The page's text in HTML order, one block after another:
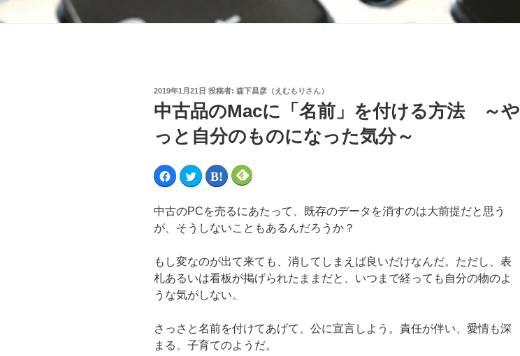
2019年1月21日 投稿者: 森下昌彦（えむもりさん）
中古品のMacに「名前」を付ける方法 ～や
っと自分のものになった気分～
F
a
b
o
有
す
る
に
は
ク
ク
し
て
く
ク
リ
し
て
T
w
t
e
r
で
共
有
し
い
ウ
ィ
ク
リ
し
て
は
て
ッ
ク
マ
ー
ク
で
(
新
し
い
ク
リ
し
て
F
e
l
y
で
購
い
ウ
ィ
ン
中古のPCを売るにあたって、既存のデータを消すのは大前提だと思う
が、そうしないこともあるんだろうか？
もし変なのが出て来ても、消してしまえば良いだけなんだ。ただし、表
札あるいは看板が掲げられたままだと、いつまで経っても自分の物のよ
うな気がしない。
さっさと名前を付けてあげて、公に宣言しよう。責任が伴い、愛情も深
まる。子育てのようだ。